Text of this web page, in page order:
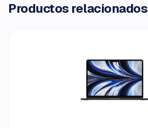
Productos relacionados